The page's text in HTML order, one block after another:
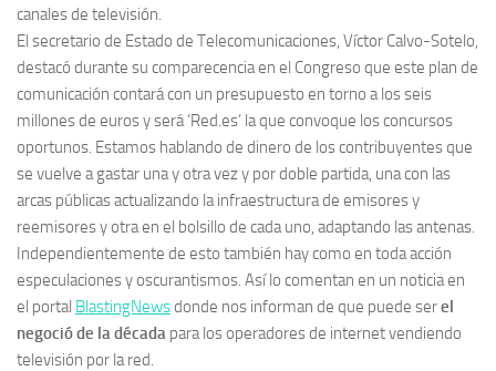
canales de televisión.
El secretario de Estado de Telecomunicaciones, Víctor Calvo-Sotelo,
destacó durante su comparecencia en el Congreso que este plan de
comunicación contará con un presupuesto en torno a los seis
millones de euros y será ‘Red.es’ la que convoque los concursos
oportunos. Estamos hablando de dinero de los contribuyentes que
se vuelve a gastar una y otra vez y por doble partida, una con las
arcas públicas actualizando la infraestructura de emisores y
reemisores y otra en el bolsillo de cada uno, adaptando las antenas.
Independientemente de esto también hay como en toda acción
especulaciones y oscurantismos. Así lo comentan en un noticia en
el portal BlastingNewsdonde nos informan de que puede serel
negoció de la década para los operadores de internet vendiendo
televisión por la red.